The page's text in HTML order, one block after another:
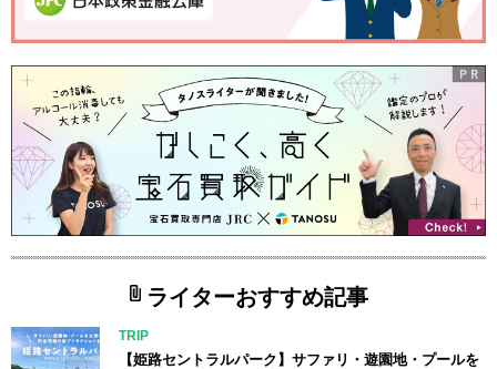
ライターおすすめ記事
TRIP
【姫路セントラルパーク】サファリ・遊園地・プールを